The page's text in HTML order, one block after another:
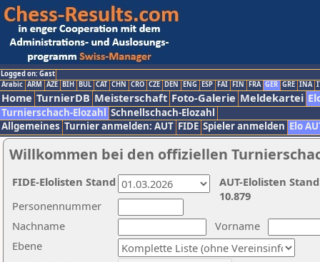
Logged on: Gast
Arabic ARM AZE BIH BUL CAT CHN CRO CZE DEN ENG ESP FAI FIN FRA GER GRE INA
Home TurnierDB Meisterschaft Foto-Galerie Meldekartei
Turnierschach-Elozahl Schnellschach-Elozahl
Allgemeines Turnier anmelden: AUT FIDE Spieler anmelden Elo
Willkommen bei den offiziellen
Nachname
Vorname
Ebene
Personennummer
AUT-Elolisten
10.879
FIDE-Elolisten Stand